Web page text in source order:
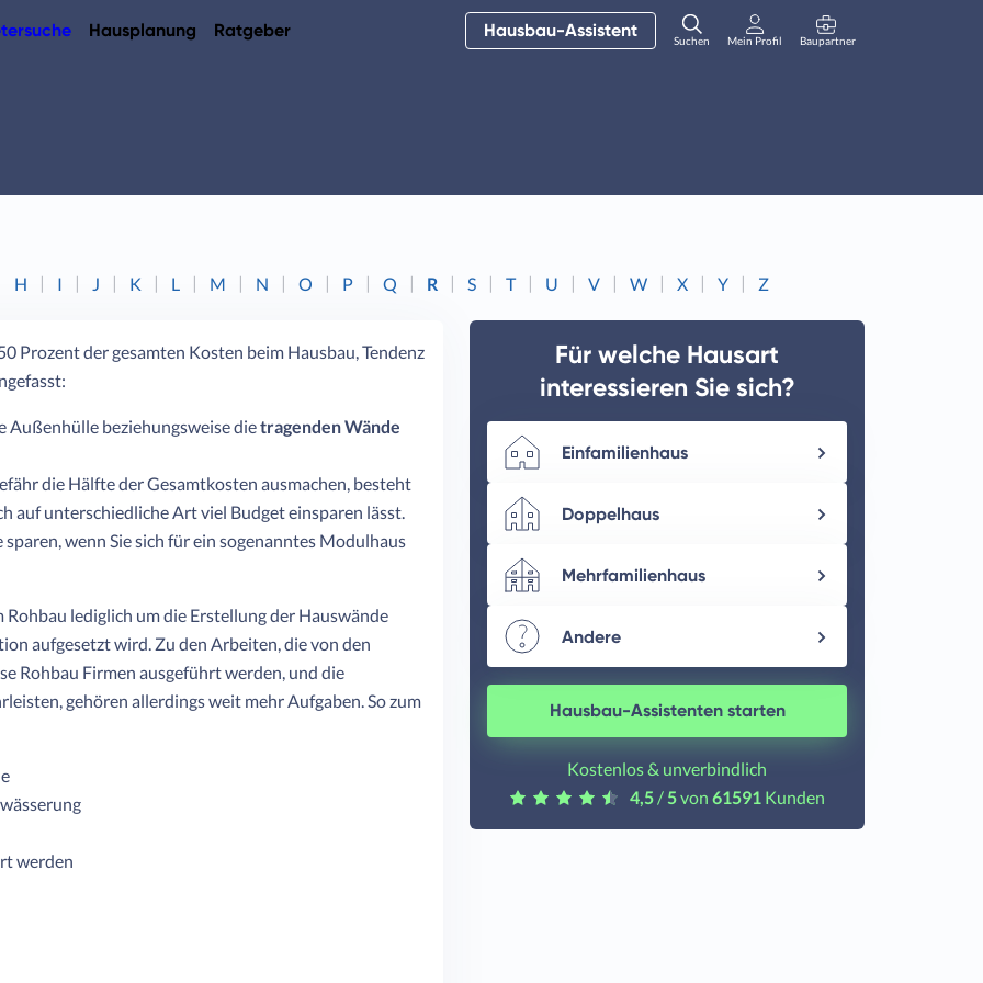
Hausplanung Ratgeber Hausbau-Assistent Suchen Mein Profil Baupartner
H I J K L M N O P Q R S T U V W X Y Z
Prozent der gesamten Kosten beim Hausbau, Tendenz
Außenhülle beziehungsweise dietragenden Wände
die Hälfte der Gesamtkosten ausmachen, besteht
auf unterschiedliche Art viel Budget einsparen lässt.
wenn Sie sich für ein sogenanntes Modulhaus
lediglich um die Erstellung der Hauswände
aufgesetzt wird. Zu den Arbeiten, die von den
Rohbau Firmen ausgeführt werden, und die
gehören allerdings weit mehr Aufgaben. So zum
werden
Für welche Hausart
interessieren Sie sich?
Einfamilienhaus
Doppelhaus
Mehrfamilienhaus
Andere
Hausbau-Assistenten starten
Kostenlos & unverbindlich
4,5/5von 61591Kunden